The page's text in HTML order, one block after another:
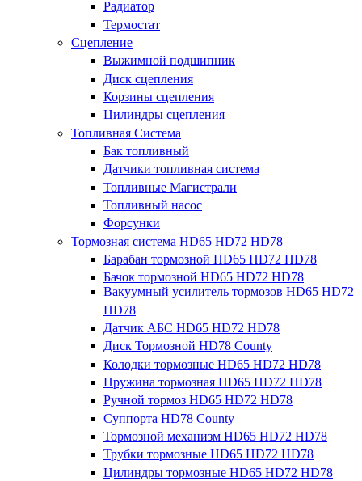
Радиатор
Термостат
Сцепление
Выжимной подшипник
Диск сцепления
Корзины сцепления
Цилиндры сцепления
Топливная Система
Бак топливный
Датчики топливная система
Топливные Магистрали
Топливный насос
Форсунки
Тормозная система HD65 HD72 HD78
Барабан тормозной HD65 HD72 HD78
Бачок тормозной HD65 HD72 HD78
Вакуумный усилитель тормозов HD65 HD72
HD78
Датчик АБС HD65 HD72 HD78
Диск Тормозной HD78 County
Колодки тормозные HD65 HD72 HD78
Пружина тормозная HD65 HD72 HD78
Ручной тормоз HD65 HD72 HD78
Суппорта HD78 County
Тормозной механизм HD65 HD72 HD78
Трубки тормозные HD65 HD72 HD78
Цилиндры тормозные HD65 HD72 HD78